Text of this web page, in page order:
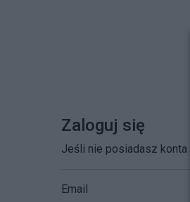
Zaloguj się
Jeśli nie posiadasz konta
Email